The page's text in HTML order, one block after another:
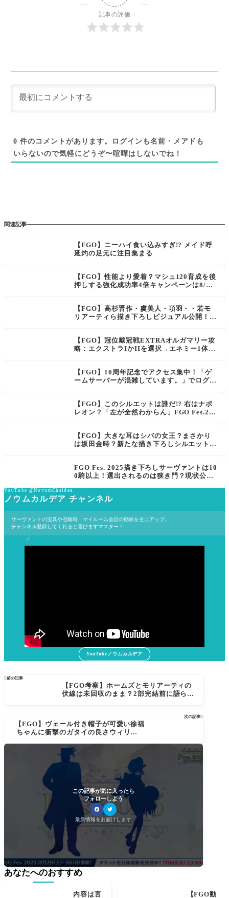
記事の評価
0 件のコメントがあります。ログインも名前・メアドも
いらないので気軽にどうぞ〜喧嘩はしないでね！
関連記事
【FGO】ニーハイ食い込みすぎ!? メイド呼
延灼の足元に注目集まる
【FGO】性能より愛着？マシュ120育成を後
押しする強化成功率4倍キャンペーンは8/13
【FGO】高杉晋作・虞美人・項羽・・若モ
リアーティら描き下ろしビジュアル公開！F
【FGO】冠位戴冠戦EXTRAオルガマリー攻
略：エクストラIかIIを選択→エネミー1体or
【FGO】10周年記念でアクセス集中！「ゲ
ームサーバーが混雑しています。」でログイ
【FGO】このシルエットは誰だ!? 右はナポ
レオン？「左が全然わからん」FGO Fes.202
【FGO】大きな耳はシバの女王？まさかり
は坂田金時？新たな描き下ろしシルエットが
FGO Fes. 2025描き下ろしサーヴァントは10
0騎以上！選出されるのは狭き門？現状公開
YouTube @NovumChaldea
ノウムカルデア チャンネル
サーヴァントの宝具や召喚時、マイルーム会話の動画を主にアップ。
チャンネル登録してくれると喜びますマスター！
YouTubeノウムカルデア
前の記事
【FGO考察】ホームズとモリアーティの
伏線は未回収のまま？2部完結前に語られ
次の記事
【FGO】ヴェール付き帽子が可愛い徐福
ちゃんに衝撃のガタイの良さウィリアム
この記事が気に入ったら
フォローしよう
最新情報をお届けします
あなたへのおすすめ
内容は言 【FGO動